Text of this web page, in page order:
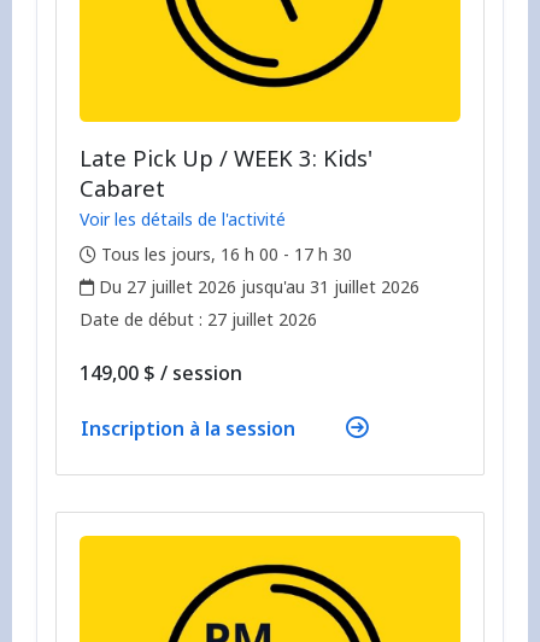
Late Pick Up / WEEK 3: Kids'
Cabaret
Voir les détails de l'activité
,
Tous les jours, 16 h 00 - 17 h 30
,
Du 27 juillet 2026 jusqu'au 31 juillet 2026
,Date de début : ,27 juillet 2026
149,00 $ / par
session
Inscription à la session